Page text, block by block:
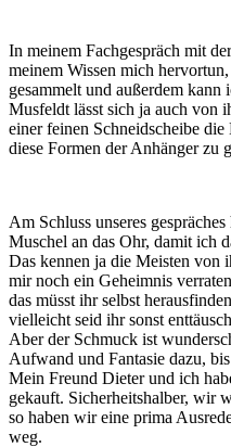
In meinem Fachgespräch mit
meinem Wissen mich
gesammelt und außerdem
Musfeldt lässt sich ja auch von
einer feinen Schneidscheibe
diese Formen der Anhänger zu
Am Schluss unseres
Muschel an das Ohr, damit ich
Das kennen ja die Meisten von
mir noch ein Geheimnis
das müsst ihr selbst
vielleicht seid ihr sonst
Aber der Schmuck ist
Aufwand und Fantasie dazu,
Mein Freund Dieter und ich
gekauft. Sicherheitshalber, wir
so haben wir eine prima
weg.